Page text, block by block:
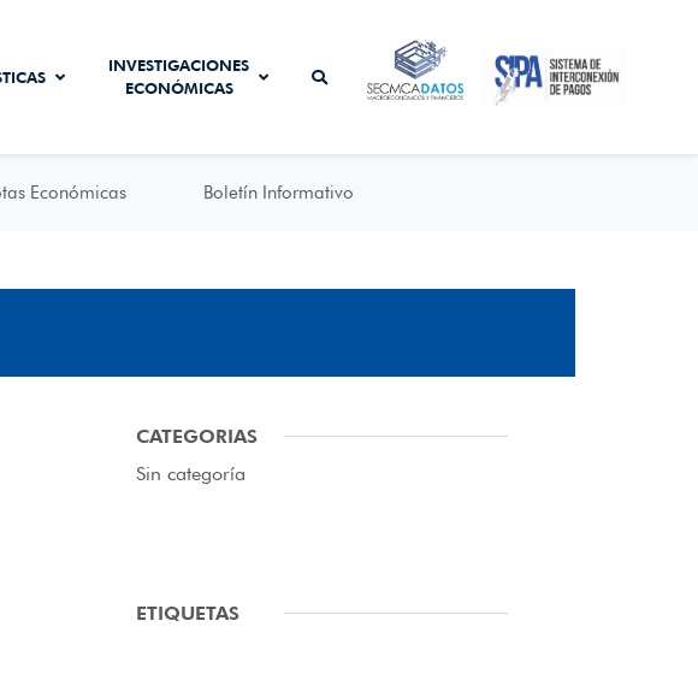
INVESTIGACIONES
ECONÓMICAS
SECMCA
DATOS
SISTEMA DE
INTERCONEXIÓN
DE PAGOS
Económicas Boletín Informativo
CATEGORIAS
Sin categoría
ETIQUETAS